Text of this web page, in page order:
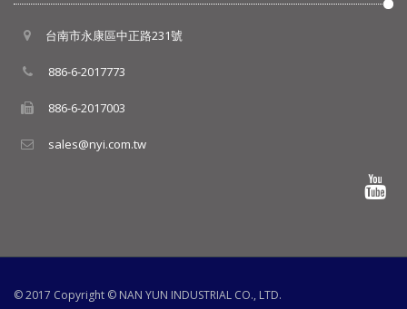
台南市永康區中正路231號
886-6-2017773
886-6-2017003
sales@nyi.com.tw
© 2017 Copyright © NAN YUN INDUSTRIAL CO., LTD.